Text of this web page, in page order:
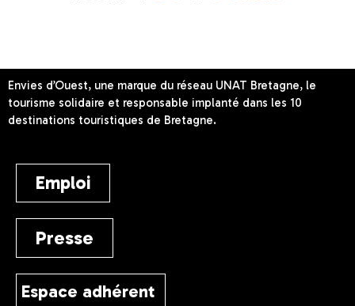
Envies d’Ouest, une marque du réseau UNAT Bretagne, le
tourisme solidaire et responsable implanté dans les 10
destinations touristiques de Bretagne.
Emploi
Presse
Espace adhérent